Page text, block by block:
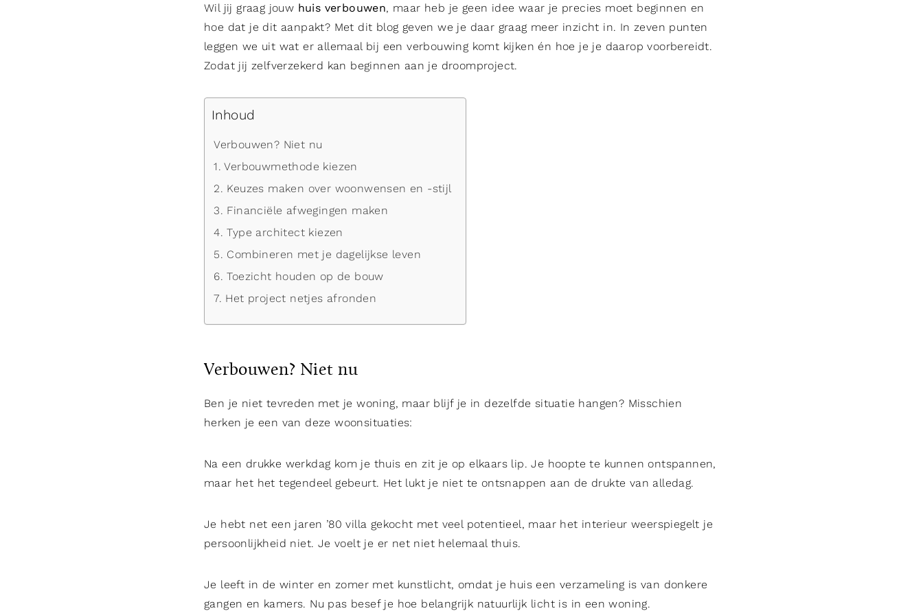
Wil jij graag jouw huis verbouwen, maar heb je geen idee waar je precies moet beginnen en
hoe dat je dit aanpakt? Met dit blog geven we je daar graag meer inzicht in. In zeven punten
leggen we uit wat er allemaal bij een verbouwing komt kijken én hoe je je daarop voorbereidt.
Zodat jij zelfverzekerd kan beginnen aan je droomproject.
Inhoud
Verbouwen? Niet nu
1. Verbouwmethode kiezen
2. Keuzes maken over woonwensen en -stijl
3. Financiële afwegingen maken
4. Type architect kiezen
5. Combineren met je dagelijkse leven
6. Toezicht houden op de bouw
7. Het project netjes afronden
Verbouwen? Niet nu
Ben je niet tevreden met je woning, maar blijf je in dezelfde situatie hangen? Misschien
herken je een van deze woonsituaties:
Na een drukke werkdag kom je thuis en zit je op elkaars lip. Je hoopte te kunnen ontspannen,
maar het het tegendeel gebeurt. Het lukt je niet te ontsnappen aan de drukte van alledag.
Je hebt net een jaren ’80 villa gekocht met veel potentieel, maar het interieur weerspiegelt je
persoonlijkheid niet. Je voelt je er net niet helemaal thuis.
Je leeft in de winter en zomer met kunstlicht, omdat je huis een verzameling is van donkere
gangen en kamers. Nu pas besef je hoe belangrijk natuurlijk licht is in een woning.